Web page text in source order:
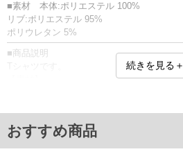
■素材 本体:ポリエステル 100%
リブ:ポリエステル 95%
ポリウレタン 5%
■商品説明
プリント(ラバー)／DRYメッシュ／吸水速乾
続きを見る＋
おすすめ商品